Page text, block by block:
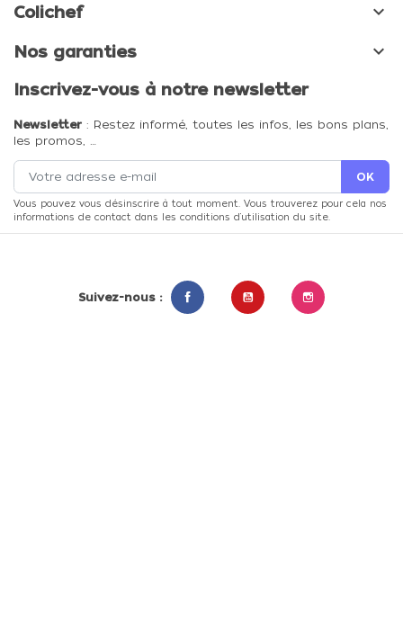
Colichef 
Nos garanties 
Inscrivez-vous à notre newsletter
Newsletter : Restez informé, toutes les infos, les bons plans,
les promos, …
Vous pouvez vous désinscrire à tout moment. Vous trouverez pour cela nos
informations de contact dans les conditions d'utilisation du site.
Suivez-nous :
FacebookYouTubeInstagram